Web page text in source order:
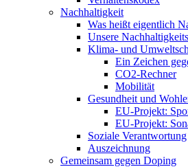
Nachhaltigkeit
Was heißt eigentlich
Unsere
Klima- und
Ein Zeichen
CO2-Rechner
Mobilität
Gesundheit und
EU-Projekt:
EU-Projekt:
Soziale Verantwortung
Auszeichnung
Gemeinsam gegen Doping